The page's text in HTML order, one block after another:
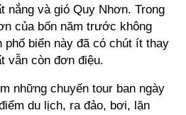
nắng và gió Quy Nhơn. Trong
của bốn năm trước không
phố biển này đã có chút ít thay
vẫn còn đơn điệu.
những chuyến tour ban ngày
du lịch, ra đảo, bơi, lặn